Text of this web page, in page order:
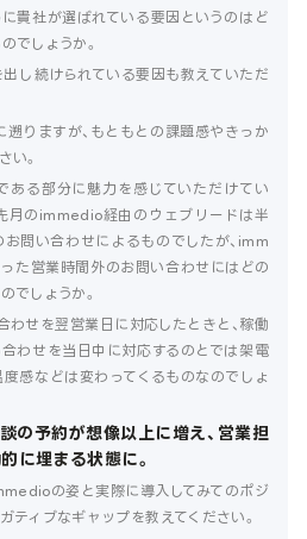
貴社が選ばれている要因というのはど
でしょうか。
し続けられている要因も教えていただ
りますが、もともとの課題感やきっか
い。
ある部分に魅力を感じていただけてい
月のimmedio経由のウェブリードは半
問い合わせによるものでしたが、imm
た営業時間外のお問い合わせにはどの
でしょうか。
わせを翌営業日に対応したときと、稼働
わせを当日中に対応するのとでは架電
感などは変わってくるものなのでしょ
予約が想像以上に増え、営業担
に埋まる状態に。
の姿と実際に導入してみてのポジ
ティブなギャップを教えてください。